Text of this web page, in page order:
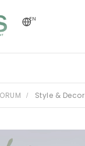
EN
Style & Decor